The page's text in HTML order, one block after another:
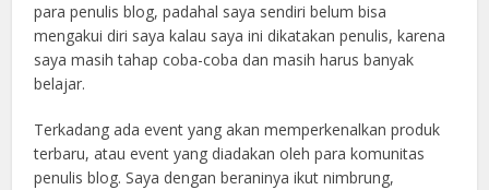
para penulis blog, padahal saya sendiri belum bisa
mengakui diri saya kalau saya ini dikatakan penulis, karena
saya masih tahap coba-coba dan masih harus banyak
belajar.
Terkadang ada event yang akan memperkenalkan produk
terbaru, atau event yang diadakan oleh para komunitas
penulis blog. Saya dengan beraninya ikut nimbrung,